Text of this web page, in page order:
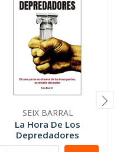
SEIX BARRAL
La Hora De Los
Depredadores